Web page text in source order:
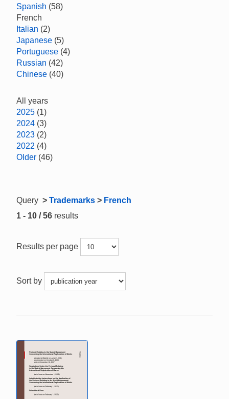
Spanish (58)
French
Italian (2)
Japanese (5)
Portuguese (4)
Russian (42)
Chinese (40)
All years
2025 (1)
2024 (3)
2023 (2)
2022 (4)
Older (46)
Query > Trademarks > French
1 - 10 / 56 results
Results per page
Sort by